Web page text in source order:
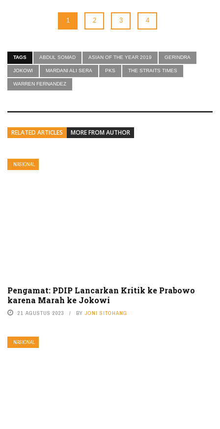
1 2 3 4
TAGS ABDUL SOMAD ASIAN OF THE YEAR 2019 GERINDRA
JOKOWI MARDANI ALI SERA PKS THE STRAITS TIMES
WARREN FERNANDEZ
RELATED ARTICLES MORE FROM AUTHOR
NASIONAL
Pengamat: PDIP Lancarkan Kritik ke Prabowo
karena Marah ke Jokowi
21 AGUSTUS 2023 BY JONI SITOHANG
NASIONAL